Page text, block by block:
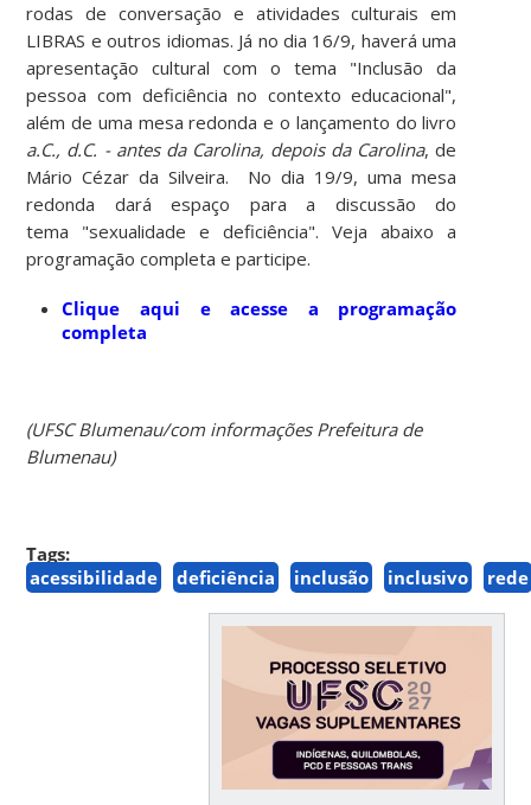
rodas de conversação e atividades culturais em
LIBRAS e outros idiomas. Já no dia 16/9, haverá uma
apresentação cultural com o tema "Inclusão da
pessoa com deficiência no contexto educacional",
além de uma mesa redonda e o lançamento do livro
a.C., d.C. - antes da Carolina, depois da Carolina, de
Mário Cézar da Silveira. No dia 19/9, uma mesa
redonda dará espaço para a discussão do
tema "sexualidade e deficiência". Veja abaixo a
programação completa e participe.
Clique aqui e acesse a programação
completa
(UFSC Blumenau/com informações Prefeitura de
Blumenau)
Tags:
acessibilidade
deficiência inclusão inclusivo rede